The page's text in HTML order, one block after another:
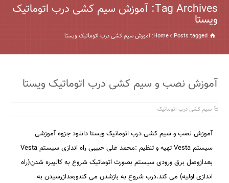
Tag Archives: آموزش سیم کشی درب اتوماتیک
ویستا
Home Posts tagged: آموزش سیم کشی درب اتوماتیک ویستا
آموزش نصب و سیم کشی درب اتوماتیک ویستا
سیم کشی درب اتوماتیک
آموزش نصب و سیم کشی درب اتوماتیک ویستا دانلود جزوه آموزشی
سیستم Vesta تهیه و تنظیم :محمد علی حبیبی راه اندازی سیستم Vesta
بعدازوصل برق ورودی سیستم بصورت اتوماتیک شروع به کالیبره شدن(راه
اندازی اولیه) می کند.درب شروع به بازشدن می کندوبعدازرسیدن به